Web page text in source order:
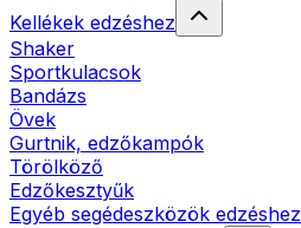
Kellékek edzéshez
Shaker
Sportkulacsok
Bandázs
Övek
Gurtnik, edzőkampók
Törölköző
Edzőkesztyűk
Egyéb segédeszközök edzéshez